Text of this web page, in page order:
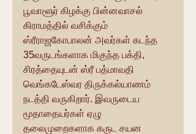
பூவாளூர் கிழக்கு பின்னவாசல்
கிராமத்தில் வசிக்கும்
ஸ்ரீராஜகோபாலன் அவர்கள் கடந்த
35வருடங்களாக மிகுந்த பக்தி,
சிரத்தையுடன் ஸ்ரீ பத்மாவதி
வெங்கடேஸ்வர திருக்கல்யாணம்
நடத்தி வருகிறார். இவருடைய
மூதாதையர்கள் ஏழு
தலைமுறைகளாக கருட சயன